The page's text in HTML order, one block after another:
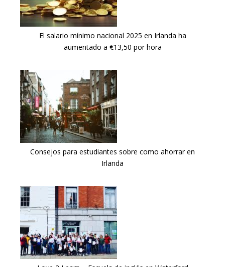
El salario mínimo nacional 2025 en Irlanda ha
aumentado a €13,50 por hora
Consejos para estudiantes sobre como ahorrar en
Irlanda